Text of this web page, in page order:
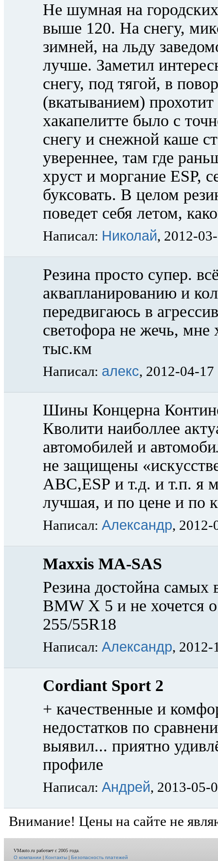
Не шумная на
выше 120. На снегу,
зимней, на льду
лучше. Заметил
снегу, под тягой, в
(вкатыванием)
хакапелитте было с
снегу и снежной каше
увереннее, там где
хруст и моргание ESP,
буксовать. В целом
поведет себя летом,
Написал: Николай, 2012-
Резина просто супер.
аквапланированию и
передвигаюсь в
светофора не жечь, мне
тыс.км
Написал: алекс, 2012-04-17
Шины Концерна
Кволити наиболлее
автомобилей и
не защищены
АВС,ESP и т.д. и т.п. я
лучшая, и по цене и по
Написал: Александр, 2012-
Maxxis MA-SAS
Резина достойна
BMW Х 5 и не хочется
255/55R18
Написал: Александр, 2012-
Cordiant Sport 2
+ качественные и
недостатков по
выявил... приятно
профиле
Написал: Андрей, 2013-05-
Внимание! Цены на сайте не
VMauto.ru работает с 2005 года.
О компании|Контакты|Безопасность платежей